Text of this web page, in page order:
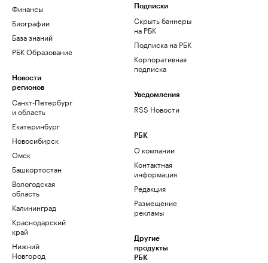
Финансы
Биографии
База знаний
РБК Образование
Новости
регионов
Санкт-Петербург
и область
Екатеринбург
Новосибирск
Омск
Башкортостан
Вологодская
область
Калининград
Краснодарский
край
Нижний
Новгород
Подписки
Скрыть баннеры
на РБК
Подписка на РБК
Корпоративная
подписка
Уведомления
RSS Новости
РБК
О компании
Контактная
информация
Редакция
Размещение
рекламы
Другие
продукты
РБК